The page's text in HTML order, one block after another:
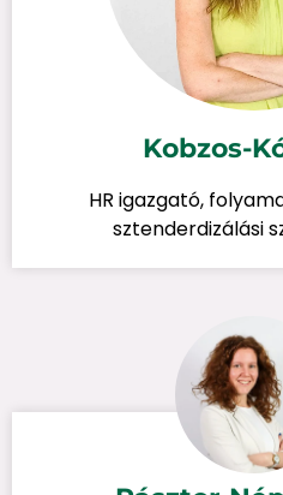
Kobzos-
HR igazgató,
sztenderdizálási